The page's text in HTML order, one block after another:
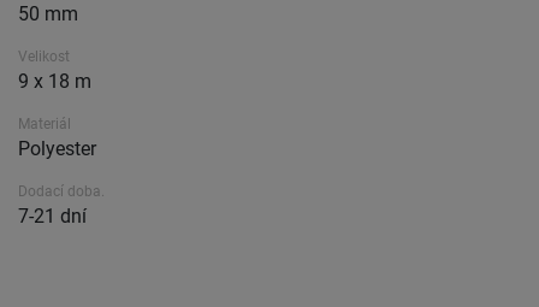
50 mm
Velikost
9 x 18 m
Materiál
Polyester
Dodací doba.
7-21 dní